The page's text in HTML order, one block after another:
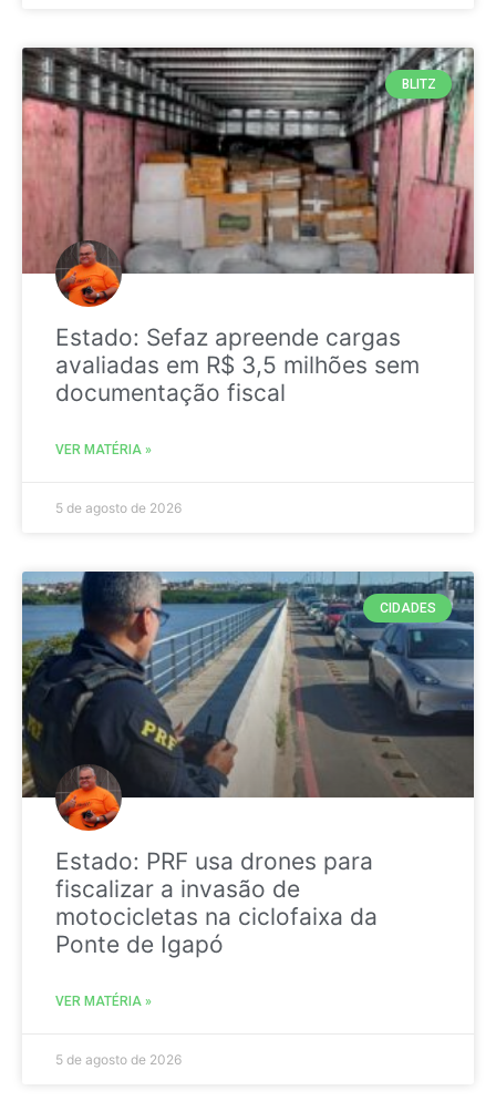
BLITZ
Estado: Sefaz apreende cargas
avaliadas em R$ 3,5 milhões sem
documentação fiscal
VER MATÉRIA »
5 de agosto de 2026
CIDADES
Estado: PRF usa drones para
fiscalizar a invasão de
motocicletas na ciclofaixa da
Ponte de Igapó
VER MATÉRIA »
5 de agosto de 2026